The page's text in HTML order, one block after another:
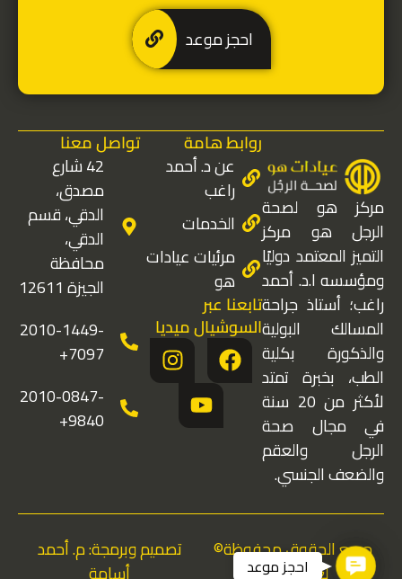
احجز موعد
مركز هو لصحة
الرجل هو مركز
التميز المعتمد دوليًا
ومؤسسه ا.د. أحمد
راغب؛ أستاذ جراحة
المسالك البولية
والذكورة بكلية
الطب، بخبرة تمتد
لأكثر من 20 سنة
في مجال صحة
الرجل والعقم
والضعف الجنسي.
روابط هامة
عن د. أحمد
راغب
الخدمات
مرئيات عيادات
هو
تابعنا عبر
السوشيال ميديا
F
a
c
I
n
Y
u
t
تواصل معنا
42 شارع
مصدق،
الدقي، قسم
الدقي،
محافظة
الجيزة 12611
2010-1449-
7097+
2010-0847-
9840+
جميع الحقوق محفوظة©
تصميم وبرمجة: م. أحمد
Contact Usاحجز موعد